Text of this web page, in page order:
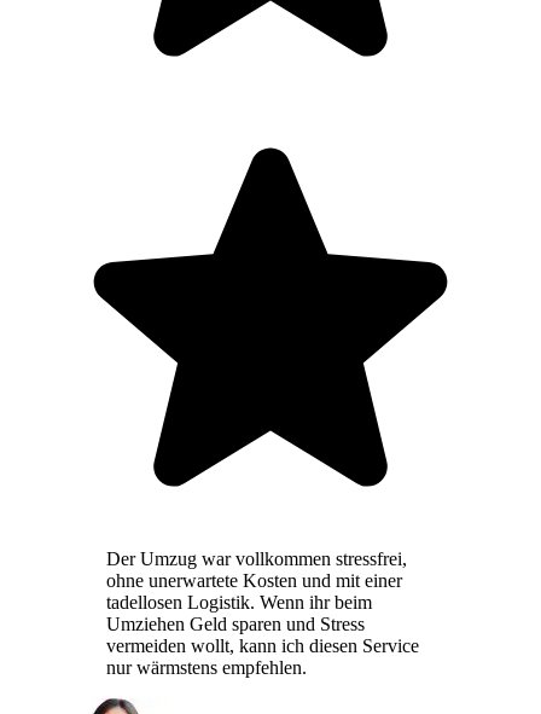
Der Umzug war vollkommen stressfrei,
ohne unerwartete Kosten und mit einer
tadellosen Logistik. Wenn ihr beim
Umziehen Geld sparen und Stress
vermeiden wollt, kann ich diesen Service
nur wärmstens empfehlen.